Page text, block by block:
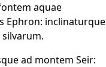
aquae
Ephron: inclinaturque
ad montem Seir: